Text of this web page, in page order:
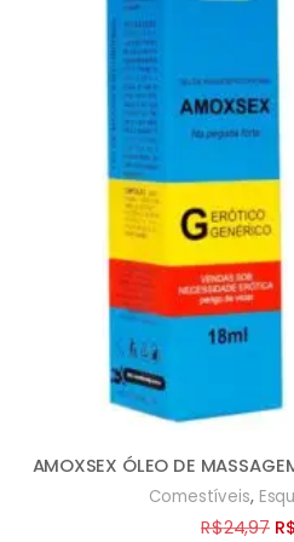
AMOXSEX ÓLEO DE
Comestíveis,
R$24,97 O
R$